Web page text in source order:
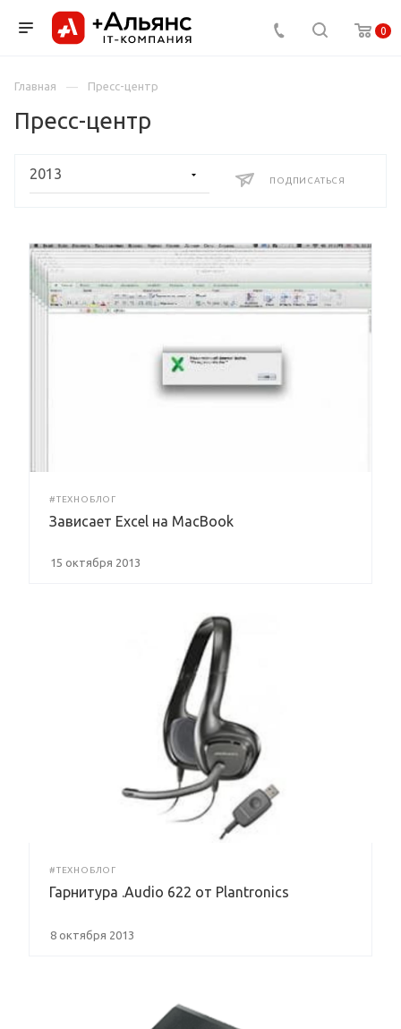
0
Главная Пресс-центр
Пресс-центр
ПОДПИСАТЬСЯ
#ТЕХНОБЛОГ
Зависает Excel на MacBook
15 октября 2013
#ТЕХНОБЛОГ
Гарнитура .Audio 622 от Plantronics
8 октября 2013